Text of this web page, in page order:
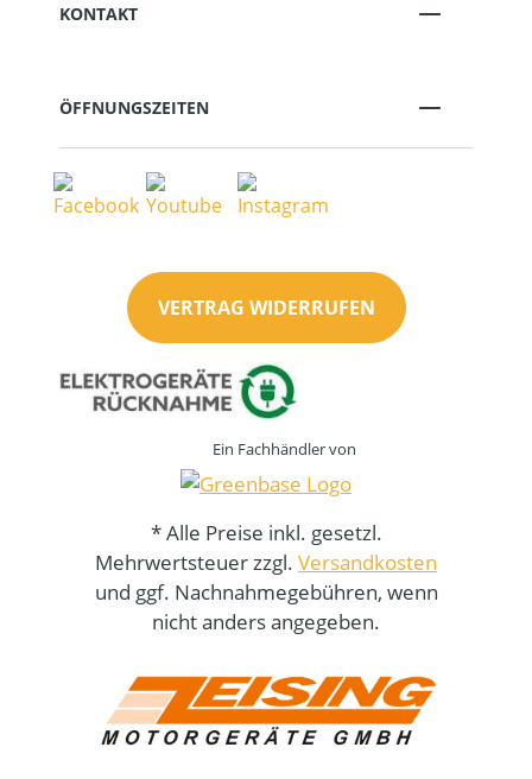
KONTAKT
ÖFFNUNGSZEITEN
VERTRAG WIDERRUFEN
Ein Fachhändler von
* Alle Preise inkl. gesetzl.
Mehrwertsteuer zzgl. Versandkosten
und ggf. Nachnahmegebühren, wenn
nicht anders angegeben.